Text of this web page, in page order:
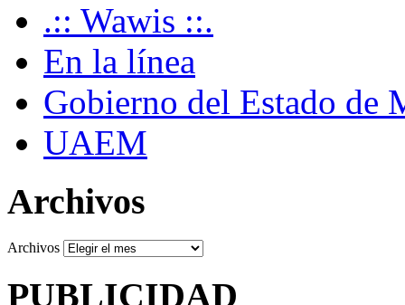
.:: Wawis ::.
En la línea
Gobierno del Estado de
UAEM
Archivos
Archivos
PUBLICIDAD